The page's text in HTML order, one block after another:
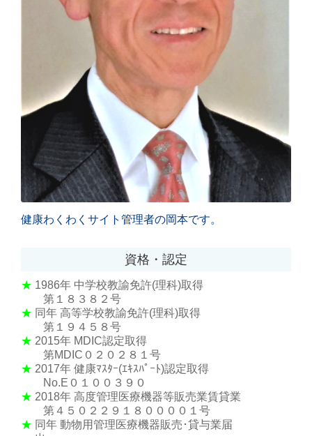
健康わくわくサイト管理者の岡本です。
資格・認定
★ 1986年 中学校教諭免許(理科)取得
第１８３８２号
★ 同年 高等学校教諭免許(理科)取得
第１９４５８号
★ 2015年 MDIC認定取得
第MDIC０２０２８１号
★ 2017年 健康ﾏｽﾀｰ(ｴｷｽﾊﾟｰﾄ)認定取得
No.E０１００３９０
★ 2018年 高度管理医療機器等販売業賃貸業
第４５０２２９１８００００１号
★ 同年 動物用管理医療機器販売･貸与業届